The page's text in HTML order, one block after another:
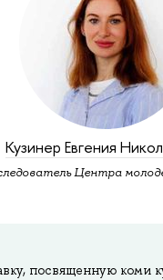
Кузинер Евгения
Центра
посвященную коми